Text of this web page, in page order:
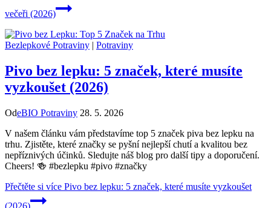
večeři (2026)
Bezlepkové Potraviny | Potraviny
Pivo bez lepku: 5 značek, které musíte
vyzkoušet (2026)
OdeBIO Potraviny 28. 5. 2026
V našem článku vám představíme top 5 značek piva bez lepku na
trhu. Zjistěte, které značky se pyšní nejlepší chutí a kvalitou bez
nepříznivých účinků. Sledujte náš blog pro další tipy a doporučení.
Cheers! 🍻 #bezlepku #pivo #značky
Přečtěte si více Pivo bez lepku: 5 značek, které musíte vyzkoušet